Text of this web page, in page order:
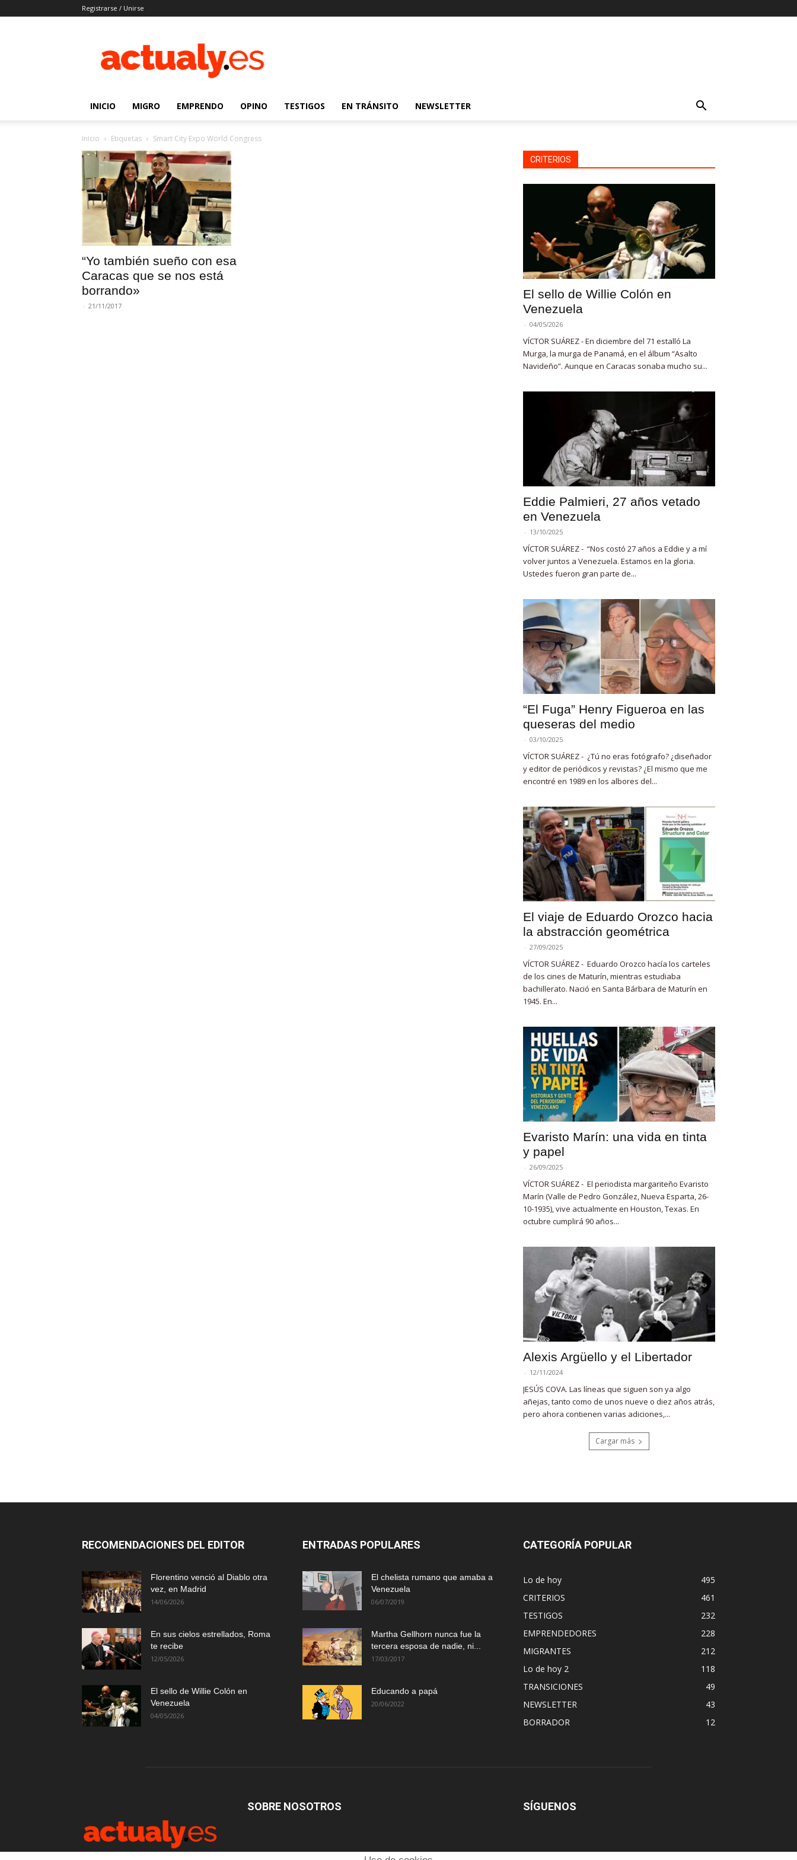
Registrarse / Unirse
|
Noticias
venezolanos
INICIO MIGRO EMPRENDO OPINO TESTIGOS EN TRÁNSITO NEWSLETTER
Inicio Etiquetas Smart City Expo World Congress
“Yo también sueño con esa
Caracas que se nos está
borrando»
- 21/11/2017
CRITERIOS
El sello de Willie Colón en
Venezuela
- 04/05/2026
VÍCTOR SUÁREZ - En diciembre del 71 estalló La
Murga, la murga de Panamá, en el álbum “Asalto
Navideño”. Aunque en Caracas sonaba mucho su...
Eddie Palmieri, 27 años vetado
en Venezuela
- 13/10/2025
VÍCTOR SUÁREZ - “Nos costó 27 años a Eddie y a mí
volver juntos a Venezuela. Estamos en la gloria.
Ustedes fueron gran parte de...
“El Fuga” Henry Figueroa en las
queseras del medio
- 03/10/2025
VÍCTOR SUÁREZ - ¿Tú no eras fotógrafo? ¿diseñador
y editor de periódicos y revistas? ¿El mismo que me
encontré en 1989 en los albores del...
El viaje de Eduardo Orozco hacia
la abstracción geométrica
- 27/09/2025
VÍCTOR SUÁREZ - Eduardo Orozco hacía los carteles
de los cines de Maturín, mientras estudiaba
bachillerato. Nació en Santa Bárbara de Maturín en
1945. En...
Evaristo Marín: una vida en tinta
y papel
- 26/09/2025
VÍCTOR SUÁREZ - El periodista margariteño Evaristo
Marín (Valle de Pedro González, Nueva Esparta, 26-
10-1935), vive actualmente en Houston, Texas. En
octubre cumplirá 90 años...
Alexis Argüello y el Libertador
- 12/11/2024
JESÚS COVA. Las líneas que siguen son ya algo
añejas, tanto como de unos nueve o diez años atrás,
pero ahora contienen varias adiciones,...
Cargar más
RECOMENDACIONES DEL EDITOR
Florentino venció al Diablo otra
vez, en Madrid
14/06/2026
En sus cielos estrellados, Roma
te recibe
12/05/2026
El sello de Willie Colón en
Venezuela
04/05/2026
ENTRADAS POPULARES
El chelista rumano que amaba a
Venezuela
06/07/2019
Martha Gellhorn nunca fue la
tercera esposa de nadie, ni...
17/03/2017
Educando a papá
20/06/2022
CATEGORÍA POPULAR
Lo de hoy
495
CRITERIOS
461
TESTIGOS
232
EMPRENDEDORES
228
MIGRANTES
212
Lo de hoy 2
118
TRANSICIONES
49
NEWSLETTER
43
BORRADOR
12
SOBRE NOSOTROS SÍGUENOS